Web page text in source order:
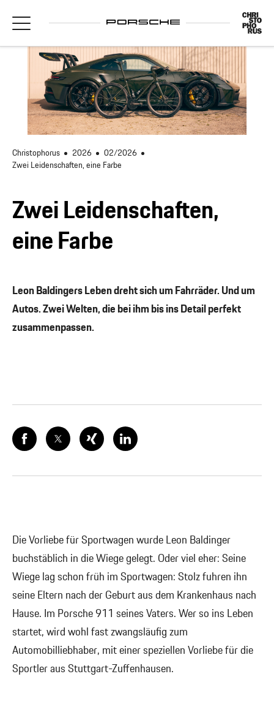
Christophorus 2026
02/2026
Zwei Leidenschaften, eine Farbe
Zwei Leidenschaften,
eine Farbe
Leon Baldingers Leben dreht sich um Fahrräder. Und um
Autos. Zwei Welten, die bei ihm bis ins Detail perfekt
zusammenpassen.
Die Vorliebe für Sportwagen wurde Leon Baldinger
buchstäblich in die Wiege gelegt. Oder viel eher: Seine
Wiege lag schon früh im Sportwagen: Stolz fuhren ihn
seine Eltern nach der Geburt aus dem Krankenhaus nach
Hause. Im Porsche 911 seines Vaters. Wer so ins Leben
startet, wird wohl fast zwangsläufig zum
Automobilliebhaber, mit einer speziellen Vorliebe für die
Sportler aus Stuttgart-Zuffenhausen.